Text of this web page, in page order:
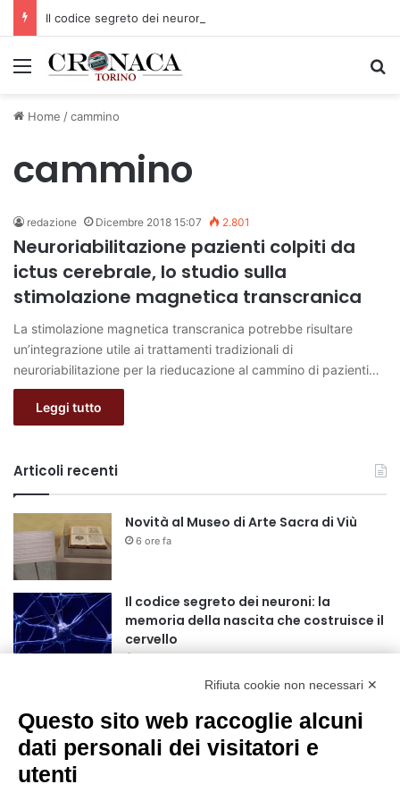
Menu
Home /cammino
cammino
redazione Dicembre 2018 15:07 2.801
Neuroriabilitazione pazienti colpiti da
ictus cerebrale, lo studio sulla
stimolazione magnetica transcranica
La stimolazione magnetica transcranica potrebbe risultare
un’integrazione utile ai trattamenti tradizionali di
neuroriabilitazione per la rieducazione al cammino di pazienti…
Leggi tutto
Articoli recenti
Novità al Museo di Arte Sacra di Viù
6 ore fa
Il codice segreto dei neuroni: la
memoria della nascita che costruisce il
cervello
Una guida alimentare per affrontare i
portare in tavola a Ferragosto
11 ore fa
Rifiuta cookie non necessari ✕
Questo sito web raccoglie alcuni
dati personali dei visitatori e
utenti